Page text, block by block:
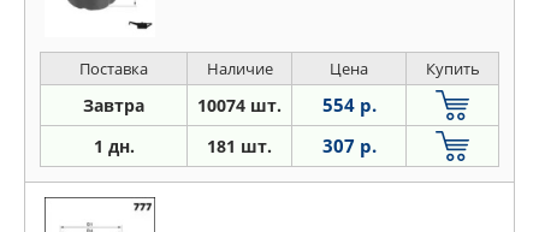
Поставка Наличие Цена Купить
Завтра 10074 шт. 554 р.
1 дн. 181 шт. 307 р.